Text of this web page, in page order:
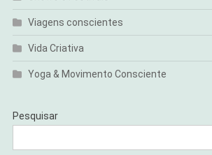
Viagens conscientes
Vida Criativa
Yoga & Movimento Consciente
Pesquisar